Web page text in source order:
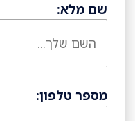
שם מלא:
מספר טלפון: